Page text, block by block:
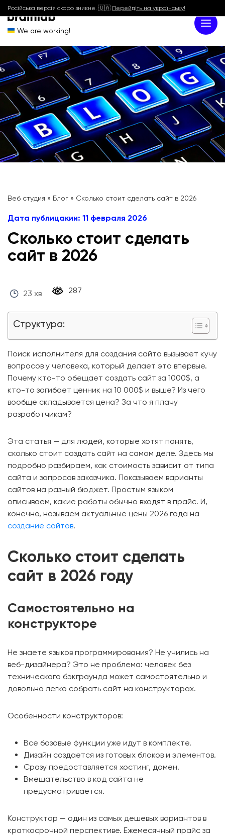
Російська версія скоро зникне. 🇺🇦 Перейдіть на українську!
We are working!
Веб студия » Блог » Сколько стоит сделать сайт в 2026
Дата публицакии: 11 февраля 2026
Сколько стоит сделать
сайт в 2026
23 хв ‎ 287 ‎
Структура:
Поиск исполнителя для создания сайта вызывает кучу
вопросов у человека, который делает это впервые.
Почему кто-то обещает создать сайт за 1000$, а
кто-то загибает ценник на 10 000$ и выше? Из чего
вообще складывается цена? За что я плачу
разработчикам?
Эта статья — для людей, которые хотят понять,
сколько стоит создать сайт на самом деле. Здесь мы
подробно разбираем, как стоимость зависит от типа
сайта и запросов заказчика. Показываем варианты
сайтов на разный бюджет. Простым языком
описываем, какие работы обычно входят в прайс. И,
конечно, называем актуальные цены 2026 года на
создание сайтов.
Сколько стоит сделать
сайт в 2026 году
Самостоятельно на
конструкторе
Не знаете языков программирования? Не учились на
веб-дизайнера? Это не проблема: человек без
технического бэкграунда может самостоятельно и
довольно легко собрать сайт на конструкторах.
Особенности конструкторов:
Все базовые функции уже идут в комплекте.
Дизайн создается из готовых блоков и элементов.
Сразу предоставляется хостинг, домен.
Вмешательство в код сайта не
предусматривается.
Конструктор — один из самых дешевых вариантов в
краткосрочной перспективе. Ежемесячный прайс за